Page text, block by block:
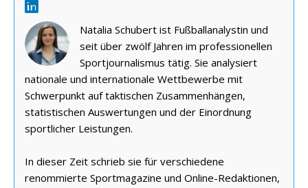
Natalia Schubert ist Fußballanalystin und
seit über zwölf Jahren im professionellen
Sportjournalismus tätig. Sie analysiert
nationale und internationale Wettbewerbe mit
Schwerpunkt auf taktischen Zusammenhängen,
statistischen Auswertungen und der Einordnung
sportlicher Leistungen.
In dieser Zeit schrieb sie für verschiedene
renommierte Sportmagazine und Online-Redaktionen,